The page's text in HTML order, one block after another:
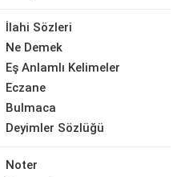
İlahi Sözleri
Ne Demek
Eş Anlamlı Kelimeler
Eczane
Bulmaca
Deyimler Sözlüğü
Noter